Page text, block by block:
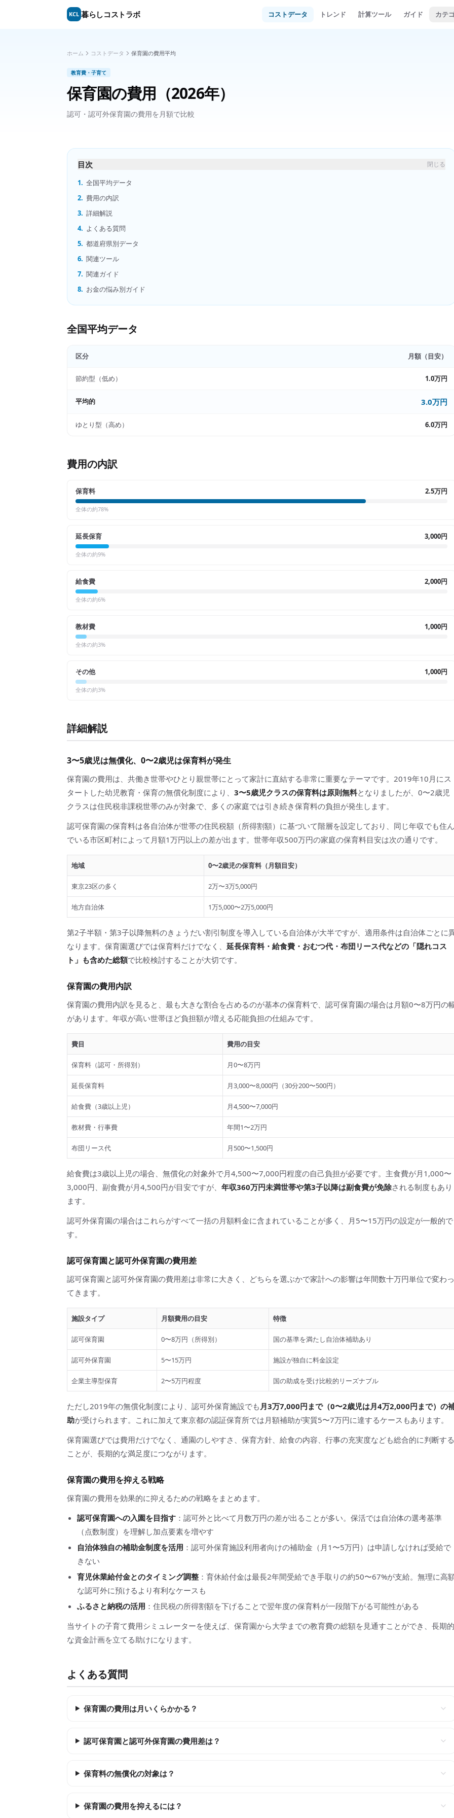
KCL 暮らしコストラボ コストデータ トレンド 計算ツール ガイド カテ
ホーム コストデータ 保育園の費用平均
教育費・子育て
保育園の費用 （2026年）
認可・認可外保育園の費用を月額で比較
目次 閉じる
1. 全国平均データ
2. 費用の内訳
3. 詳細解説
4. よくある質問
5. 都道府県別データ
6. 関連ツール
7. 関連ガイド
8. お金の悩み別ガイド
全国平均データ
区分 月額（目安）
節約型（低め） 1.0万円
平均的 3.0万円
ゆとり型（高め） 6.0万円
費用の内訳
保育料 2.5万円
全体の約78%
延長保育 3,000円
全体の約9%
給食費 2,000円
全体の約6%
教材費 1,000円
全体の約3%
その他 1,000円
全体の約3%
詳細解説
3〜5歳児は無償化、0〜2歳児は保育料が発生
保育園の費用は、共働き世帯やひとり親世帯にとって家計に直結する非常に重要なテーマです。2019年10月にス
タートした幼児教育・保育の無償化制度により、 3〜5歳児クラスの保育料は原則無料となりましたが、0〜2歳児
クラスは住民税非課税世帯のみが対象で、多くの家庭では引き続き保育料の負担が発生します。
認可保育園の保育料は各自治体が世帯の住民税額（所得割額）に基づいて階層を設定しており、同じ年収でも住ん
でいる市区町村によって月額1万円以上の差が出ます。世帯年収500万円の家庭の保育料目安は次の通りです。
地域 0〜2歳児の保育料（月額目安）
東京23区の多く 2万〜3万5,000円
地方自治体 1万5,000〜2万5,000円
第2子半額・第3子以降無料のきょうだい割引制度を導入している自治体が大半ですが、適用条件は自治体ごとに
なります。保育園選びでは保育料だけでなく、 延長保育料・給食費・おむつ代・布団リース代などの「隠れコス
ト」も含めた総額で比較検討することが大切です。
保育園の費用内訳
保育園の費用内訳を見ると、最も大きな割合を占めるのが基本の保育料で、認可保育園の場合は月額0〜8万円の
があります。年収が高い世帯ほど負担額が増える応能負担の仕組みです。
費目 費用の目安
保育料（認可・所得別） 月0〜8万円
延長保育料 月3,000〜8,000円（30分200〜500円）
給食費（3歳以上児） 月4,500〜7,000円
教材費・行事費 年間1〜2万円
布団リース代 月500〜1,500円
給食費は3歳以上児の場合、無償化の対象外で月4,500〜7,000円程度の自己負担が必要です。主食費が月1,000〜
3,000円、副食費が月4,500円が目安ですが、 年収360万円未満世帯や第3子以降は副食費が免除される制度もあり
ます。
認可外保育園の場合はこれらがすべて一括の月額料金に含まれていることが多く、月5〜15万円の設定が一般的で
す。
認可保育園と認可外保育園の費用差
認可保育園と認可外保育園の費用差は非常に大きく、どちらを選ぶかで家計への影響は年間数十万円単位で変わっ
てきます。
施設タイプ 月額費用の目安 特徴
認可保育園 0〜8万円（所得別） 国の基準を満たし自治体補助あり
認可外保育園 5〜15万円 施設が独自に料金設定
企業主導型保育 2〜5万円程度 国の助成を受け比較的リーズナブル
ただし2019年の無償化制度により、認可外保育施設でも 月3万7,000円まで（0〜2歳児は月4万2,000円まで）の
助が受けられます。これに加えて東京都の認証保育所では月額補助が実質5〜7万円に達するケースもあります。
保育園選びでは費用だけでなく、通園のしやすさ、保育方針、給食の内容、行事の充実度なども総合的に判断する
ことが、長期的な満足度につながります。
保育園の費用を抑える戦略
保育園の費用を効果的に抑えるための戦略をまとめます。
認可保育園への入園を目指す ：認可外と比べて月数万円の差が出ることが多い。保活では自治体の選考基準
（点数制度）を理解し加点要素を増やす
自治体独自の補助金制度を活用 ：認可外保育施設利用者向けの補助金（月1〜5万円）は申請しなければ受給で
きない
育児休業給付金とのタイミング調整 ：育休給付金は最長2年間受給でき手取りの約50〜67%が支給。無理に高
な認可外に預けるより有利なケースも
ふるさと納税の活用 ：住民税の所得割額を下げることで翌年度の保育料が一段階下がる可能性がある
当サイトの子育て費用シミュレーターを使えば、保育園から大学までの教育費の総額を見通すことができ、長期的
な資金計画を立てる助けになります。
よくある質問
保育園の費用は月いくらかかる？
認可保育園と認可外保育園の費用差は？
保育料の無償化の対象は？
保育園の費用を抑えるには？